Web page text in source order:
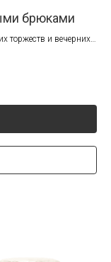
брюками
торжеств и вечерних
Ваш образ